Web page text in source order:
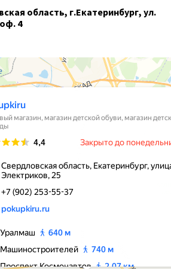
область, г.Екатеринбург, ул.
4